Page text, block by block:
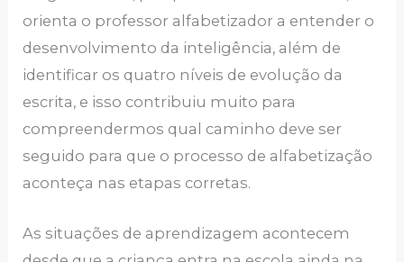
orienta o professor alfabetizador a entender o
desenvolvimento da inteligência, além de
identificar os quatro níveis de evolução da
escrita, e isso contribuiu muito para
compreendermos qual caminho deve ser
seguido para que o processo de alfabetização
aconteça nas etapas corretas.
As situações de aprendizagem acontecem